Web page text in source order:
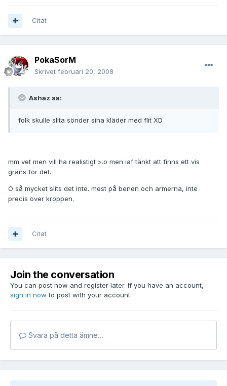
Citat
PokaSorM
Skrivet februari 20, 2008
Ashaz sa:
folk skulle slita sönder sina kläder med flit XD
mm vet men vill ha realistigt >.o men iaf tänkt att finns ett vis
gräns för det.
O så mycket slits det inte. mest på benen och armerna, inte
precis over kroppen.
Citat
Join the conversation
You can post now and register later. If you have an account,
sign in now to post with your account.
Svara på detta ämne…